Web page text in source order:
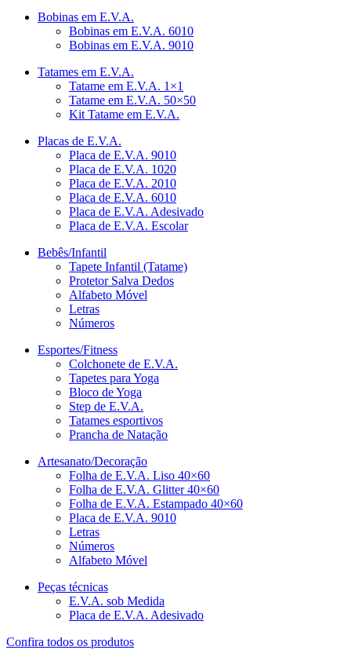
Bobinas em E.V.A.
Bobinas em E.V.A. 6010
Bobinas em E.V.A. 9010
Tatames em E.V.A.
Tatame em E.V.A. 1×1
Tatame em E.V.A. 50×50
Kit Tatame em E.V.A.
Placas de E.V.A.
Placa de E.V.A. 9010
Placa de E.V.A. 1020
Placa de E.V.A. 2010
Placa de E.V.A. 6010
Placa de E.V.A. Adesivado
Placa de E.V.A. Escolar
Bebês/Infantil
Tapete Infantil (Tatame)
Protetor Salva Dedos
Alfabeto Móvel
Letras
Números
Esportes/Fitness
Colchonete de E.V.A.
Tapetes para Yoga
Bloco de Yoga
Step de E.V.A.
Tatames esportivos
Prancha de Natação
Artesanato/Decoração
Folha de E.V.A. Liso 40×60
Folha de E.V.A. Glitter 40×60
Folha de E.V.A. Estampado 40×60
Placa de E.V.A. 9010
Letras
Números
Alfabeto Móvel
Peças técnicas
E.V.A. sob Medida
Placa de E.V.A. Adesivado
Confira todos os produtos